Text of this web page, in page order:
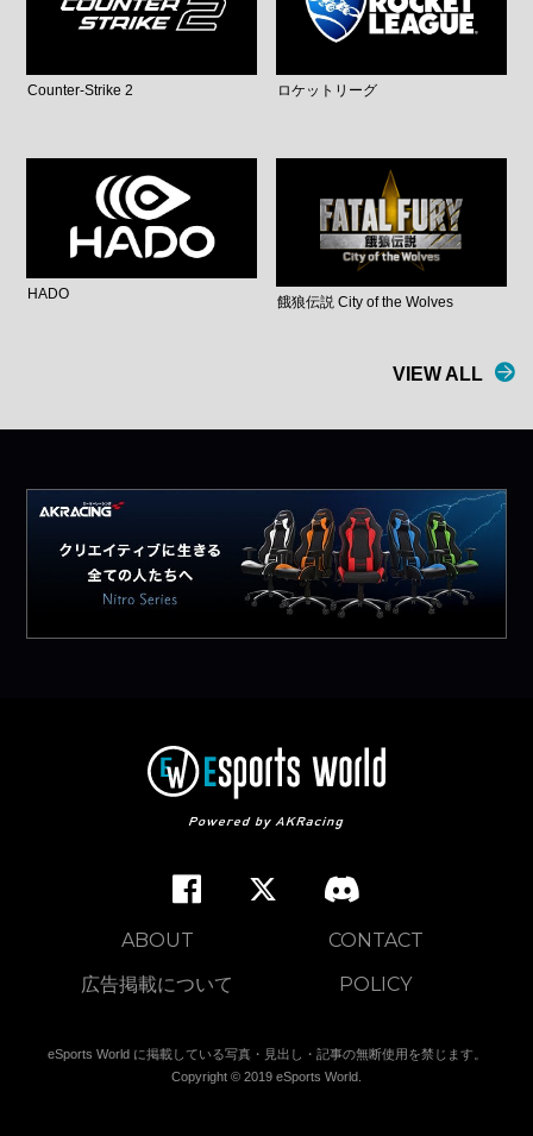
Counter-Strike 2 ロケットリーグ
HADO
餓狼伝説 City of the Wolves
VIEW ALL
ABOUT
CONTACT
広告掲載について
POLICY
eSports World に掲載している写真・見出し・記事の無断使用を禁じます。
Copyright © 2019 eSports World.